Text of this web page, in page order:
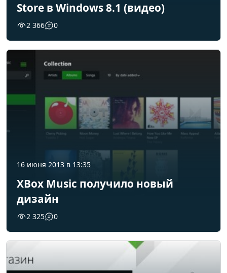
Store в Windows 8.1 (видео)
2 366 0
16 июня 2013 в 13:35
XBox Music получило новый
дизайн
2 325 0